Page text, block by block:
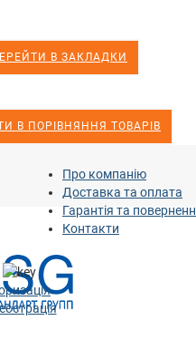
В ЗАКЛАДКИ
В ПОРІВНЯННЯ ТОВАРІВ
Про компанію
Доставка та оплата
Гарантія та
Контакти